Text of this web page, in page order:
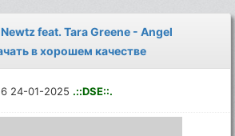
feat. Tara Greene - Angel
в хорошем качестве
24-01-2025 .::DSE::.